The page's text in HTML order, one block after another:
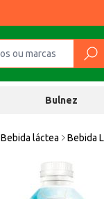
Bulnez
Bebida láctea Bebida